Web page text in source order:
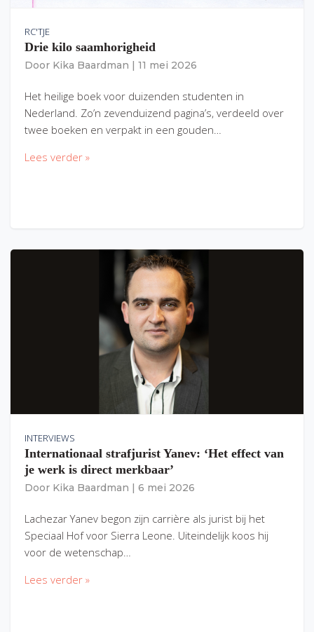
RC'TJE
Drie kilo saamhorigheid
Door Kika Baardman 11 mei 2026
Het heilige boek voor duizenden studenten in
Nederland. Zo’n zevenduizend pagina’s, verdeeld over
twee boeken en verpakt in een gouden…
Lees verder »
INTERVIEWS
Internationaal strafjurist Yanev: ‘Het effect van
je werk is direct merkbaar’
Door Kika Baardman 6 mei 2026
Lachezar Yanev begon zijn carrière als jurist bij het
Speciaal Hof voor Sierra Leone. Uiteindelijk koos hij
voor de wetenschap…
Lees verder »